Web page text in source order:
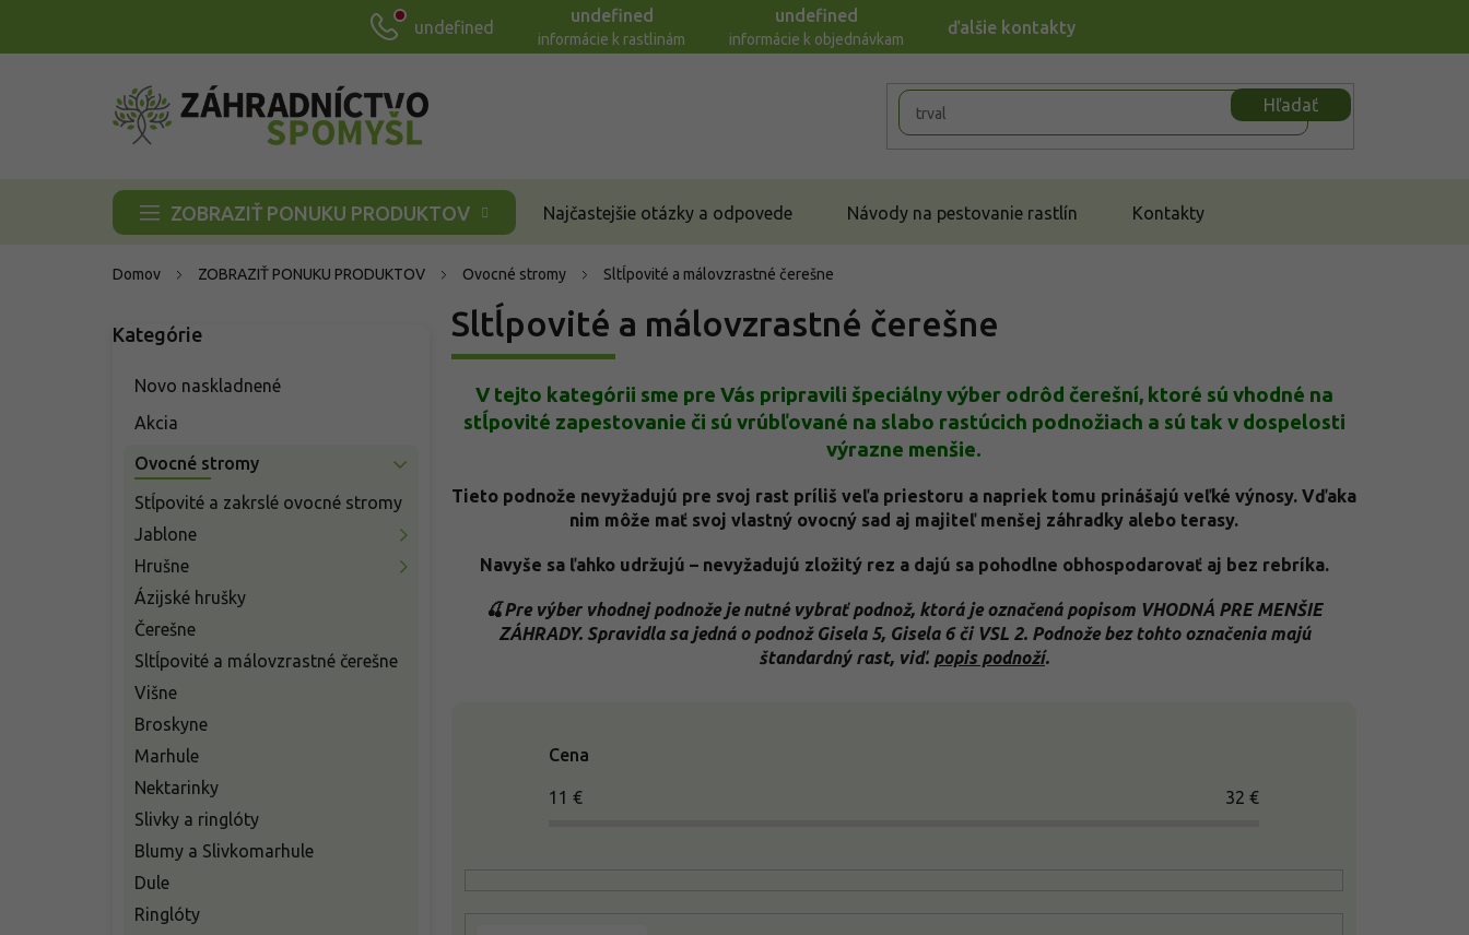
obsah
undefined
undefined
informácie k rastlinám
undefined
informácie k objednávkam
ďalšie kontakty
Hľadať
ZOBRAZIŤ PONUKU PRODUKTOV Najčastejšie otázky a odpovede Návody na pestovanie rastlín Kontakty
Domov ZOBRAZIŤ PONUKU PRODUKTOV Ovocné stromy Sltĺpovité a málovzrastné čerešne
o
Preskočiť
Kategórie
Novo naskladnené
Akcia
Ovocné stromy
Stĺpovité a zakrslé ovocné stromy
Jablone
Hrušne
Ázijské hrušky
Čerešne
Sltĺpovité a málovzrastné čerešne
Višne
Broskyne
Marhule
Nektarinky
Slivky a ringlóty
Blumy a Slivkomarhule
Dule
Ringlóty
Sltĺpovité a málovzrastné čerešne
V tejto kategórii sme pre Vás pripravili špeciálny výber odrôd čerešní, ktoré sú vhodné na
stĺpovité zapestovanie či sú vrúbľované na slabo rastúcich podnožiach a sú tak v dospelosti
výrazne menšie.
Tieto podnože nevyžadujú pre svoj rast príliš veľa priestoru a napriek tomu prinášajú veľké výnosy. Vďaka
nim môže mať svoj vlastný ovocný sad aj majiteľ menšej záhradky alebo terasy.
Navyše sa ľahko udržujú – nevyžadujú zložitý rez a dajú sa pohodlne obhospodarovať aj bez rebríka.
🍒Pre výber vhodnej podnože je nutné vybrať podnož, ktorá je označená popisom VHODNÁ PRE MENŠIE
ZÁHRADY. Spravidla sa jedná o podnož Gisela 5, Gisela 6 či VSL 2. Podnože bez tohto označenia majú
štandardný rast, viď. popis podnoží.
Cena
11 € 32 €